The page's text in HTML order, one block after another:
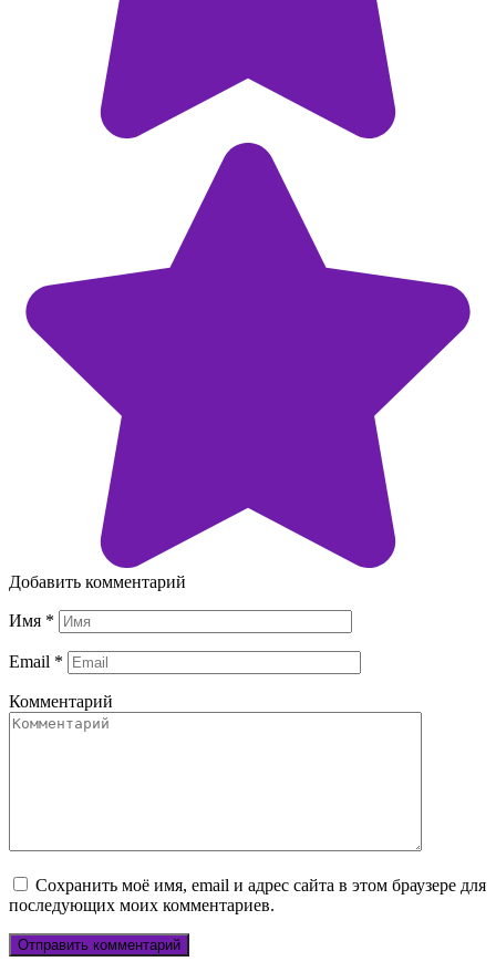
Добавить комментарий
Имя *
Email *
Комментарий
Сохранить моё имя, email и адрес сайта в этом браузере для
последующих моих комментариев.